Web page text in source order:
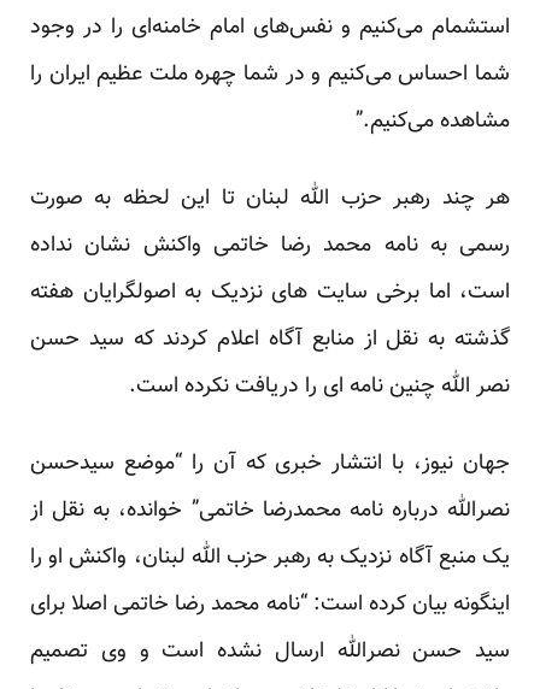
استشمام می‌کنیم و نفس‌های امام خامنه‌ای را در وجود
شما احساس می‌کنیم و در شما چهره ملت عظیم ایران را
مشاهده می‌کنیم.”
هر چند رهبر حزب الله لبنان تا این لحظه به صورت
رسمی به نامه محمد رضا خاتمی واکنش نشان نداده
است، اما برخی سایت های نزدیک به اصولگرایان هفته
گذشته به نقل از منابع آگاه اعلام کردند که سید حسن
نصر الله چنین نامه ای را دریافت نکرده است.
جهان نیوز، با انتشار خبری که آن را “موضع سیدحسن
نصرالله درباره نامه محمدرضا خاتمی” خوانده، به نقل از
یک منبع آگاه نزدیک به رهبر حزب الله لبنان، واکنش او را
اینگونه بیان کرده است: “نامه محمد رضا خاتمی اصلا برای
سید حسن نصرالله ارسال نشده است و وی تصمیم